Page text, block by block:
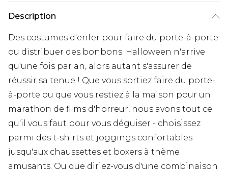
Description
Des costumes d'enfer pour faire du porte-à-porte
ou distribuer des bonbons. Halloween n'arrive
qu'une fois par an, alors autant s'assurer de
réussir sa tenue ! Que vous sortiez faire du porte-
à-porte ou que vous restiez à la maison pour un
marathon de films d'horreur, nous avons tout ce
qu'il vous faut pour vous déguiser - choisissez
parmi des t-shirts et joggings confortables
jusqu'aux chaussettes et boxers à thème
amusants. Ou que diriez-vous d'une combinaison